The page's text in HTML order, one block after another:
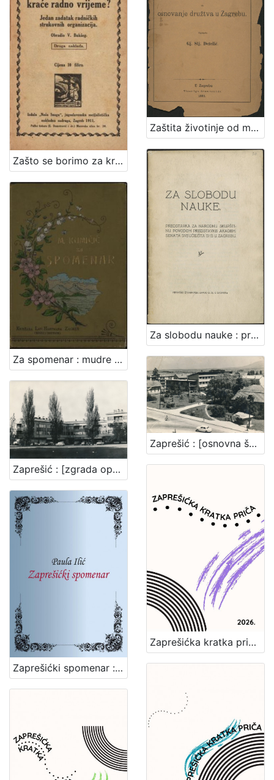
Zašto se borimo za kraće radno vrijeme? : jedan zadatak radničkih strukovnih organizacija / obradio V. Bukšeg
Zaštita životinje od mučenja : prinos za osnovanje družtva u Zagrebu / sastavio Gj. Stj. Dežalić
Za spomenar : mudre izreke iz naše književnosti / pribrala Marija Kumičić. Zagreb, [1896]. [Knjiga]
Za slobodu nauke : predstavka za Narodnu skupštinu povodom predstavke Akadem. senata Sveučilišta SHS u Zagrebu / [Branko Vodnik ... et al.]
Zaprešić : [zgrada općine]
Zaprešić : [osnovna škola u Zaprešiću]
Zaprešićki spomenar : biserni kraluši seoske učiteljice / Paula Ilić
Zaprešićka kratka priča 2026. : nagrađene i pohvaljene priče